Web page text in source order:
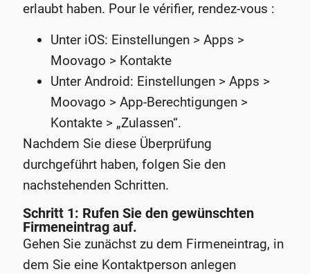
erlaubt haben. Pour le vérifier, rendez-vous :
Unter iOS: Einstellungen > Apps >
Moovago > Kontakte
Unter Android: Einstellungen > Apps >
Moovago > App-Berechtigungen >
Kontakte > „Zulassen“.
Nachdem Sie diese Überprüfung
durchgeführt haben, folgen Sie den
nachstehenden Schritten.
Schritt 1: Rufen Sie den gewünschten
Firmeneintrag auf.
Gehen Sie zunächst zu dem Firmeneintrag, in
dem Sie eine Kontaktperson anlegen